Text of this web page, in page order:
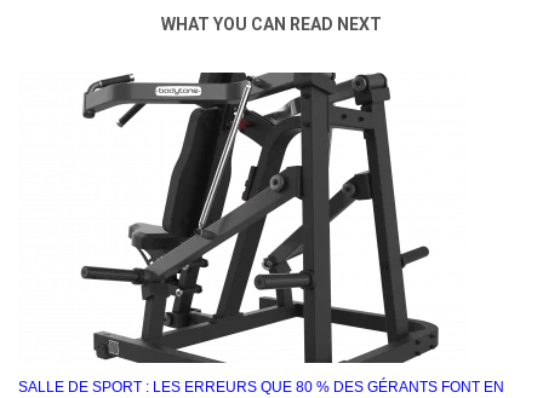
WHAT YOU CAN READ NEXT
SALLE DE SPORT : LES ERREURS QUE 80 % DES GÉRANTS FONT EN